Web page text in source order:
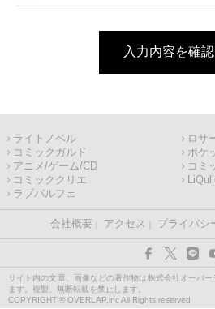
入力内容を確
ライトノベル
ロサ
コミックガルド
ポケ
アニメ/ゲーム/CD
コミ
コミッククリエ
ラブパルフェ
会社概要 アクセス プライバシ
サイト内の文章、画像などの著作物は株式会社オーバー
ます。複製、無断転載を禁止します。
COPYRIGHT © OVERLAP,inc All Rights reserved